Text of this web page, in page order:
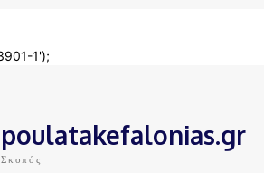
poulatakefalonias.gr
Σκοπός